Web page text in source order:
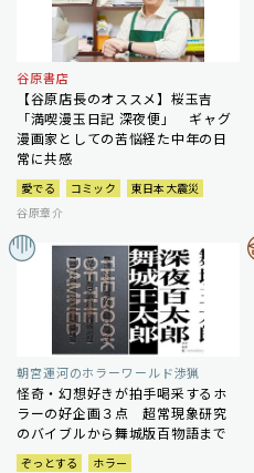
谷原書店
【谷原店長のオススメ】桜玉吉
「満喫漫玉日記 深夜便」 ギャグ
漫画家としての苦悩経た中年の日
常に共感
愛でる コミック
東日本大震災
谷原章介
朝宮運河のホラーワールド渉猟
怪奇・幻想好きが拍手喝采するホ
ラーの好企画３点 超常現象研究
のバイブルから舞城版百物語まで
ぞっとする
ホラー